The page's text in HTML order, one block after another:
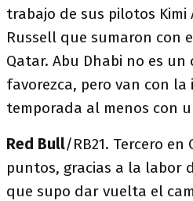
trabajo de sus pilotos Kimi
Russell que sumaron con
Qatar. Abu Dhabi no es
favorezca, pero van con
temporada al menos con
Red Bull/RB21. Tercero
puntos, gracias a la labor
que supo dar vuelta el